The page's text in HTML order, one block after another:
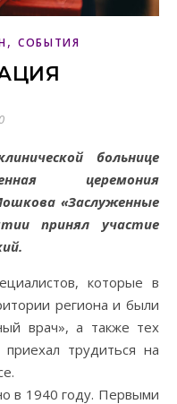
, СОБЫТИЯ
церемония
«Заслуженные
принял участие
которые в
региона и были
врач», а также тех
трудиться на
в 1940 году. Первыми